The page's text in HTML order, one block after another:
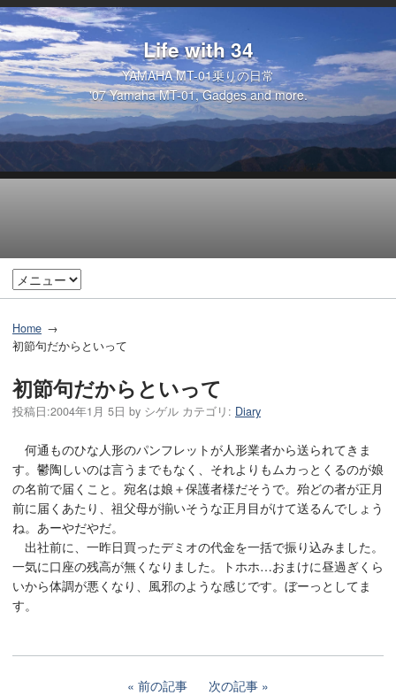
Life with 34
YAMAHA MT-01乗りの日常
'07 Yamaha MT-01, Gadges and more.
Home
初節句だからといって
初節句だからといって
投稿日:2004年1月 5日 by シゲル カテゴリ: Diary
何通ものひな人形のパンフレットが人形業者から送られてきま
す。鬱陶しいのは言うまでもなく、それよりもムカっとくるのが娘
の名前で届くこと。宛名は娘＋保護者様だそうで。殆どの者が正月
前に届くあたり、祖父母が揃いそうな正月目がけて送るんでしょう
ね。あーやだやだ。
出社前に、一昨日買ったデミオの代金を一括で振り込みました。
一気に口座の残高が無くなりました。トホホ…おまけに昼過ぎくら
いから体調が悪くなり、風邪のような感じです。ぼーっとしてま
す。
前の記事 次の記事